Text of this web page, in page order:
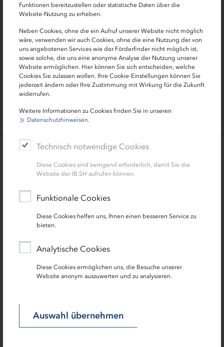
Funktionen bereitzustellen oder statistische Daten über die
Website-Nutzung zu erheben.
Neben Cookies, ohne die ein Aufruf unserer Website nicht möglich
wäre, verwenden wir auch Cookies, ohne die eine Nutzung der von
uns angebotenen Services wie der Förderfinder nicht möglich ist,
sowie solche, die uns eine anonyme Analyse der Nutzung unserer
Website ermöglichen. Hier können Sie sich entscheiden, welche
Cookies Sie zulassen wollen. Ihre Cookie-Einstellungen können Sie
jederzeit ändern oder Ihre Zustimmung mit Wirkung für die Zukunft
widerrufen.
Weitere Informationen zu Cookies finden Sie in unseren
Datenschutzhinweisen.
Technisch notwendige Cookies
Diese Cookies sind zwingend erforderlich, damit Sie die
Website der IB.SH aufrufen können.
Funktionale Cookies
Diese Cookies helfen uns, Ihnen einen besseren Service zu
bieten.
Analytische Cookies
Diese Cookies ermöglichen uns, die Besuche unserer
Website anonym auszuwerten und zu analysieren.
Auswahl übernehmen
15
Ansprechpersonen für Unternehmen
und Gründungen
Besuchsadresse: IB.SH, Zur Helling 5-6, 24143 Kiel
0431 9905-3365